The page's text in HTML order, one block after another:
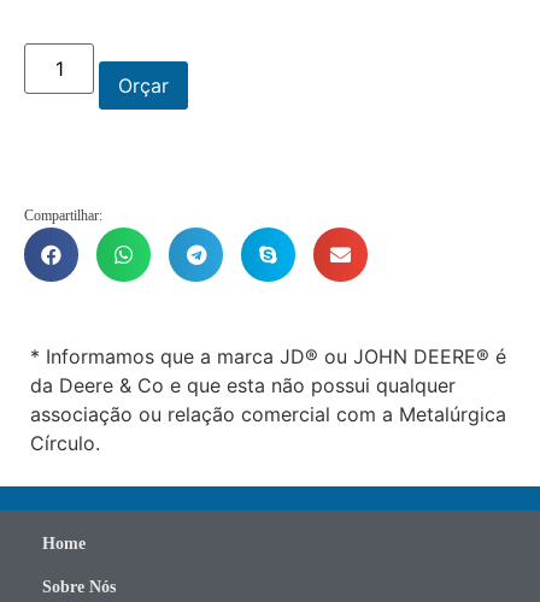
Orçar
Compartilhar:
* Informamos que a marca JD® ou JOHN DEERE® é
da Deere & Co e que esta não possui qualquer
associação ou relação comercial com a Metalúrgica
Círculo.
Home
Sobre Nós